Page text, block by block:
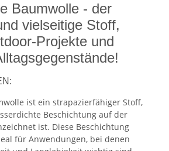
Baumwolle - der
vielseitige Stoff,
Projekte und
ist ein strapazierfähiger Stoff,
Beschichtung auf der
ist. Diese Beschichtung
für Anwendungen, bei denen